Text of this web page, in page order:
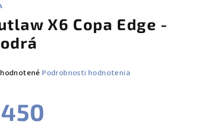
X6 Copa Edge -
Podrobnosti hodnotenia